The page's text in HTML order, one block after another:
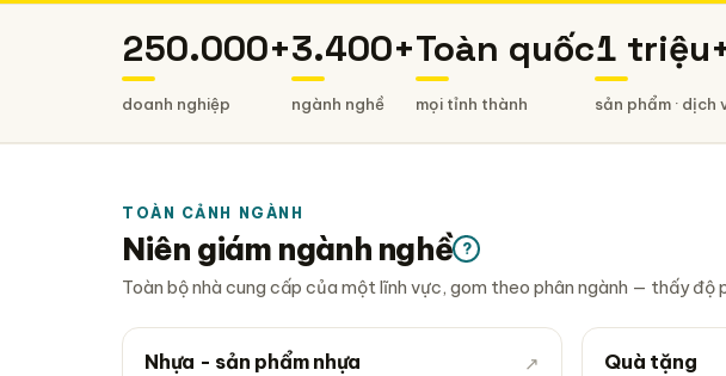
250.000+
doanh nghiệp
3.400+
ngành nghề
Toàn quốc
mọi tỉnh thành
1
sản phẩm · dịch
TOÀN CẢNH NGÀNH
Niên giám ngành nghề ?
Toàn bộ nhà cung cấp của một lĩnh vực, gom theo phân ngành — thấy độ
Nhựa - sản phẩm nhựa ↗ Quà tặng